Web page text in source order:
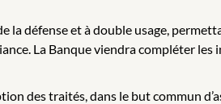
défense et à double usage,
La Banque viendra compléter
des traités, dans le but commun